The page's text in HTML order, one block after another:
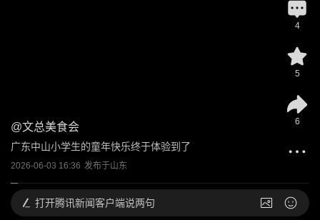
@文总美食会
广东中山小学生的童年快乐终于体验到了
2026-06-03 16:36 发布于山东
4
5
6
打开腾讯新闻客户端说两句